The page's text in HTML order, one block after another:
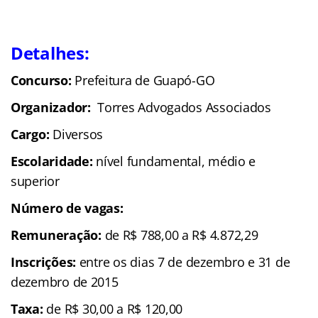
Detalhes:
Concurso: Prefeitura de Guapó-GO
Organizador:Torres Advogados Associados
Cargo: Diversos
Escolaridade: nível fundamental, médio e
superior
Número de vagas:
Remuneração: de R$ 788,00 a R$ 4.872,29
Inscrições: entre os dias 7 de dezembro e 31 de
dezembro de 2015
Taxa: de R$ 30,00 a R$ 120,00